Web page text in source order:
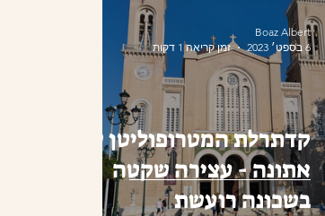
קדתרלת המטרופוליטן של
אתונה - עצירה שקטה
בשכונה רועשת
Boaz Albert
6 בספט׳ 2023
זמן קריאה 1 דקות